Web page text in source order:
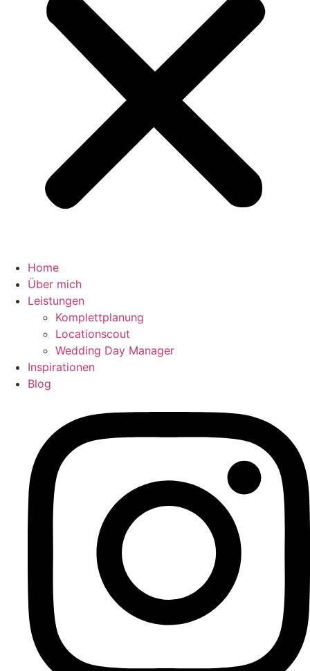
Home
Über mich
Leistungen
Komplettplanung
Locationscout
Wedding Day Manager
Inspirationen
Blog